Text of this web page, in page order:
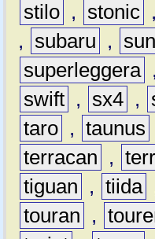
stilo , stonic ,
,
subaru ,
superleggera ,
swift , sx4 ,
taro , taunus
terracan
,
tiguan
, tiida
touran
,